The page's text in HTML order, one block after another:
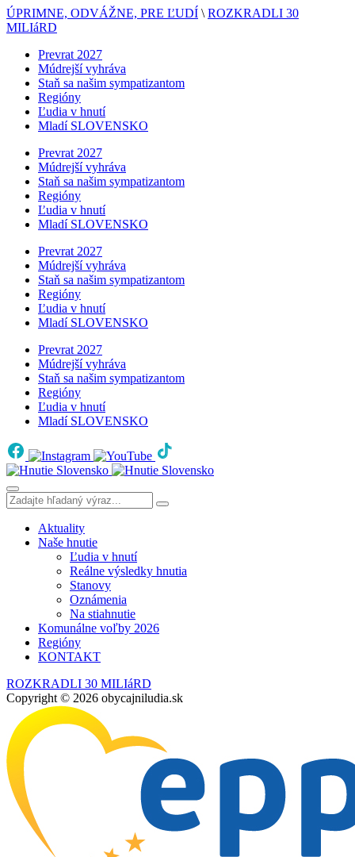
ÚPRIMNE, ODVÁŽNE, PRE ĽUDÍ \ ROZKRADLI 30
MILIáRD
Prevrat 2027
Múdrejší vyhráva
Staň sa našim sympatizantom
Regióny
Ľudia v hnutí
Mladí SLOVENSKO
Prevrat 2027
Múdrejší vyhráva
Staň sa našim sympatizantom
Regióny
Ľudia v hnutí
Mladí SLOVENSKO
Prevrat 2027
Múdrejší vyhráva
Staň sa našim sympatizantom
Regióny
Ľudia v hnutí
Mladí SLOVENSKO
Prevrat 2027
Múdrejší vyhráva
Staň sa našim sympatizantom
Regióny
Ľudia v hnutí
Mladí SLOVENSKO
Aktuality
Naše hnutie
Ľudia v hnutí
Reálne výsledky hnutia
Stanovy
Oznámenia
Na stiahnutie
Komunálne voľby 2026
Regióny
KONTAKT
ROZKRADLI 30 MILIáRD
Copyright © 2026 obycajniludia.sk